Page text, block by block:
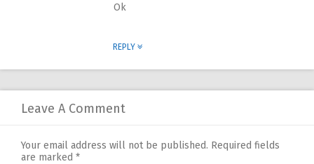
Ok
REPLY
Leave A Comment
Your email address will not be published. Required fields
are marked *